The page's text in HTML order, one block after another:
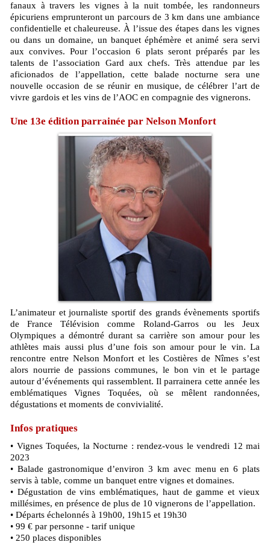
fanaux à travers les vignes à la nuit tombée, les randonneurs
épicuriens emprunteront un parcours de 3 km dans une ambiance
confidentielle et chaleureuse. À l’issue des étapes dans les vignes
ou dans un domaine, un banquet éphémère et animé sera servi
aux convives. Pour l’occasion 6 plats seront préparés par les
talents de l’association Gard aux chefs. Très attendue par les
aficionados de l’appellation, cette balade nocturne sera une
nouvelle occasion de se réunir en musique, de célébrer l’art de
vivre gardois et les vins de l’AOC en compagnie des vignerons.
Une 13e édition parrainée par Nelson Monfort
L’animateur et journaliste sportif des grands évènements sportifs
de France Télévision comme Roland-Garros ou les Jeux
Olympiques a démontré durant sa carrière son amour pour les
athlètes mais aussi plus d’une fois son amour pour le vin. La
rencontre entre Nelson Monfort et les Costières de Nîmes s’est
alors nourrie de passions communes, le bon vin et le partage
autour d’événements qui rassemblent. Il parrainera cette année les
emblématiques Vignes Toquées, où se mêlent randonnées,
dégustations et moments de convivialité.
Infos pratiques
• Vignes Toquées, la Nocturne : rendez-vous le vendredi 12 mai
2023
• Balade gastronomique d’environ 3 km avec menu en 6 plats
servis à table, comme un banquet entre vignes et domaines.
• Dégustation de vins emblématiques, haut de gamme et vieux
millésimes, en présence de plus de 10 vignerons de l’appellation.
• Départs échelonnés à 19h00, 19h15 et 19h30
• 99 € par personne - tarif unique
• 250 places disponibles